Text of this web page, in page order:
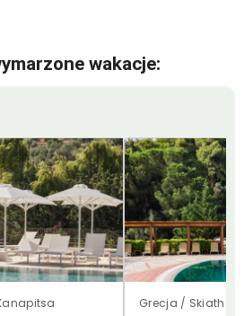
wakacje:
Grecja /